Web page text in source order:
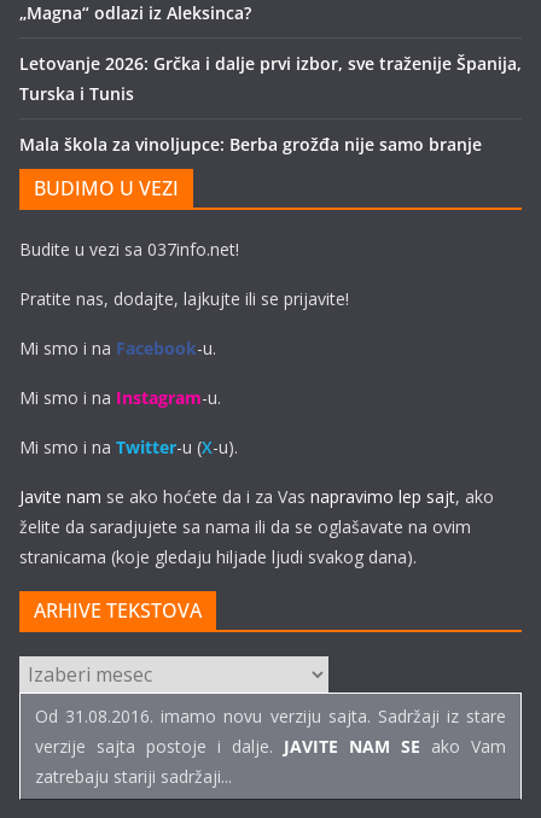
„Magna“ odlazi iz Aleksinca?
Letovanje 2026: Grčka i dalje prvi izbor, sve traženije Španija,
Turska i Tunis
Mala škola za vinoljupce: Berba grožđa nije samo branje
BUDIMO U VEZI
Budite u vezi sa 037info.net!
Pratite nas, dodajte, lajkujte ili se prijavite!
Mi smo i na Facebook-u.
Mi smo i na Instagram-u.
Mi smo i na Twitter-u (X-u).
Javite nam se ako hoćete da i za Vas napravimo lep sajt, ako
želite da saradjujete sa nama ili da se oglašavate na ovim
stranicama (koje gledaju hiljade ljudi svakog dana).
ARHIVE TEKSTOVA
ARHIVE
TEKSTOVA
Od 31.08.2016. imamo novu verziju sajta. Sadržaji iz stare
verzije sajta postoje i dalje. JAVITE NAM SE ako Vam
zatrebaju stariji sadržaji...